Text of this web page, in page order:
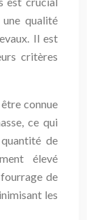
qualité
Il est
critères
connue
ce qui
de
élevé
de
les